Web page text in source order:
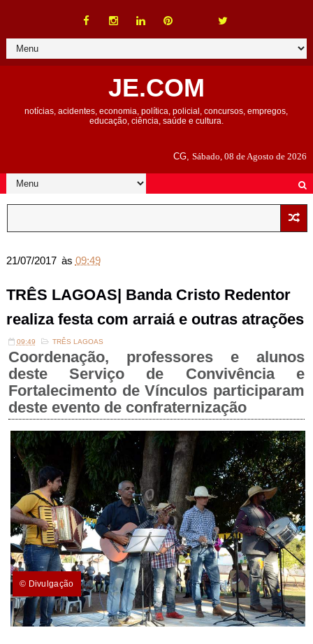
JE.COM
notícias, acidentes, economia, política, policial, concursos, empregos,
educação, ciência, saúde e cultura.
CG,Sábado, 08 de Agosto de 2026
21/07/2017 às 09:49
TRÊS LAGOAS| Banda Cristo Redentor
realiza festa com arraiá e outras atrações
09:49 TRÊS LAGOAS
Coordenação, professores e alunos
deste Serviço de Convivência e
Fortalecimento de Vínculos participaram
deste evento de confraternização
© Divulgação